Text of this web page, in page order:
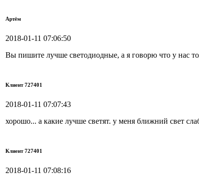
Артём
2018-01-11 07:06:50
Вы пишите лучше светодиодные, а я говорю что у нас
Клиент 727401
2018-01-11 07:07:43
хорошо... а какие лучше светят. у меня ближний свет
Клиент 727401
2018-01-11 07:08:16